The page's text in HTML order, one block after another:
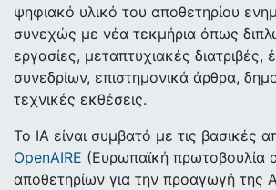
ψηφιακό υλικό του αποθετηρίου
συνεχώς με νέα τεκμήρια όπως
εργασίες, μεταπτυχιακές διατριβές,
συνεδρίων, επιστημονικά άρθρα,
τεχνικές εκθέσεις.
Το ΙΑ είναι συμβατό με τις βασικές
OpenAIRE (Ευρωπαϊκή πρωτοβουλία
αποθετηρίων για την προαγωγή της